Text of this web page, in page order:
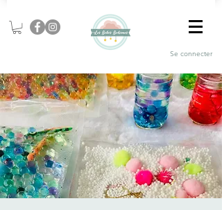
Se connecter